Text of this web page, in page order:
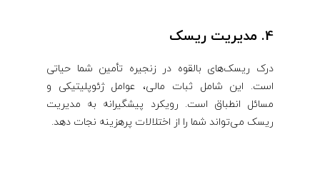
4. مدیریت ریسک
درک ریسک‌های بالقوه در زنجیره تأمین شما حیاتی
است. این شامل ثبات مالی، عوامل ژئوپلیتیکی و
مسائل انطباق است. رویکرد پیشگیرانه به مدیریت
ریسک می‌تواند شما را از اختلالات پرهزینه نجات دهد.